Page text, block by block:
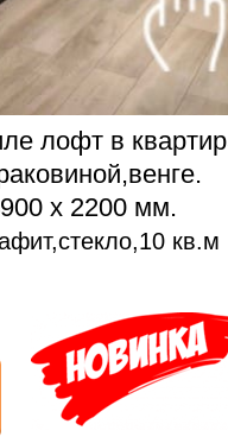
лофт в
х 2200 мм.
кв.м